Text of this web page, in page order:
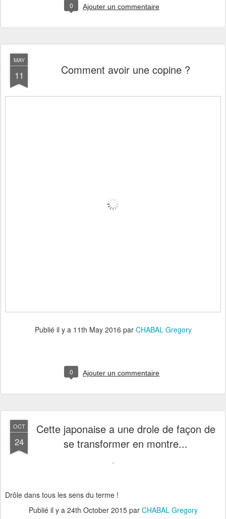
0 Ajouter un commentaire
MAY
11 Comment avoir une copine ?
Publié il y a 11th May 2016 par CHABAL Gregory
0 Ajouter un commentaire
OCT
24
Cette japonaise a une drole de façon de
se transformer en montre...
Drôle dans tous les sens du terme !
Publié il y a 24th October 2015par CHABAL Gregory